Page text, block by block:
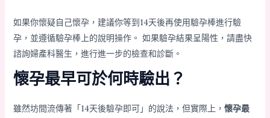
如果你懷疑自己懷孕，建議你等到14天後再使用驗孕棒進行驗
孕，並遵循驗孕棒上的說明操作。 如果驗孕結果呈陽性，請盡快
諮詢婦產科醫生，進行進一步的檢查和診斷。
懷孕最早可於何時驗出？
雖然坊間流傳著「14天後驗孕即可」的說法，但實際上， 懷孕最